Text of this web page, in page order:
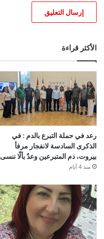
الأكثر قراءة
رعد في حملة التبرع بالدم : في
الذكرى السادسة لانفجار مرفأ
بيروت، دم المتبرعين وعدٌ بألّا ننسى
منذ 4 أيام